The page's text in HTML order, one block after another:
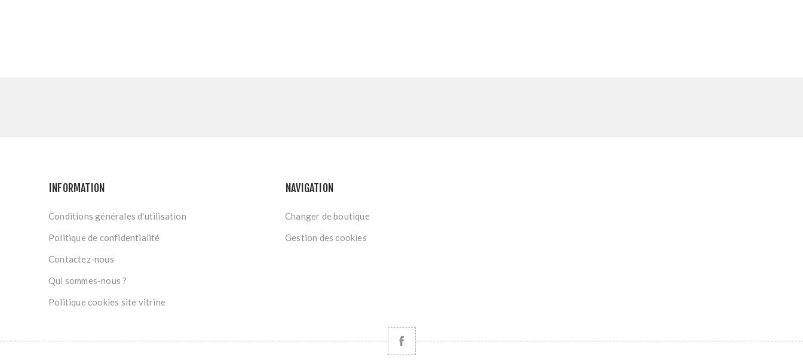
INFORMATION
Conditions générales d'utilisation
Politique de confidentialité
Contactez-nous
Qui sommes-nous ?
Politique cookies site vitrine
NAVIGATION
Changer de boutique
Gestion des cookies